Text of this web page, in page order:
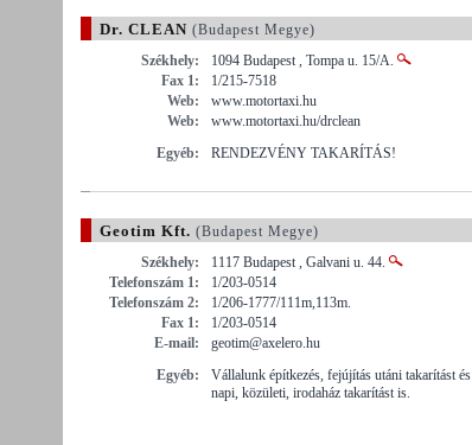
Dr. CLEAN (Budapest Megye)
Székhely:
1094 Budapest , Tompa u. 15/A.
Fax 1:
1/215-7518
Web:
www.motortaxi.hu
Web:
www.motortaxi.hu/drclean
Egyéb:
RENDEZVÉNY TAKARÍTÁS!
Geotim Kft. (Budapest Megye)
Székhely:
1117 Budapest , Galvani u. 44.
Telefonszám 1:
1/203-0514
Telefonszám 2:
1/206-1777/111m,113m.
Fax 1:
1/203-0514
E-mail:
geotim@axelero.hu
Egyéb:
Vállalunk építkezés, fejújítás utáni takarítást és
napi, közületi, irodaház takarítást is.